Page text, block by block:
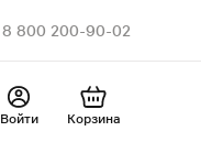
8 800 200-90-02
Войти Корзина